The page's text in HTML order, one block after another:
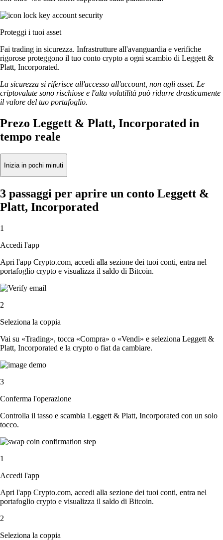
Proteggi i tuoi asset
Fai trading in sicurezza. Infrastrutture all'avanguardia e verifiche
rigorose proteggono il tuo conto crypto a ogni scambio di Leggett &
Platt, Incorporated.
La sicurezza si riferisce all'accesso all'account, non agli asset. Le
criptovalute sono rischiose e l'alta volatilità può ridurre drasticamente
il valore del tuo portafoglio.
Prezo Leggett & Platt, Incorporated in
tempo reale
Inizia in pochi minuti
3 passaggi per aprire un conto Leggett &
Platt, Incorporated
1
Accedi l'app
Apri l'app Crypto.com, accedi alla sezione dei tuoi conti, entra nel
portafoglio crypto e visualizza il saldo di Bitcoin.
2
Seleziona la coppia
Vai su «Trading», tocca «Compra» o «Vendi» e seleziona Leggett &
Platt, Incorporated e la crypto o fiat da cambiare.
3
Conferma l'operazione
Controlla il tasso e scambia Leggett & Platt, Incorporated con un solo
tocco.
1
Accedi l'app
Apri l'app Crypto.com, accedi alla sezione dei tuoi conti, entra nel
portafoglio crypto e visualizza il saldo di Bitcoin.
2
Seleziona la coppia